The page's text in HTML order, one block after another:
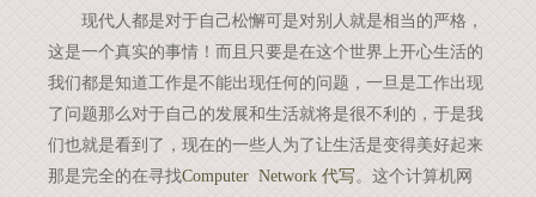
现代人都是对于自己松懈可是对别人就是相当的严格，
这是一个真实的事情！而且只要是在这个世界上开心生活的
我们都是知道工作是不能出现任何的问题，一旦是工作出现
了问题那么对于自己的发展和生活就将是很不利的，于是我
们也就是看到了，现在的一些人为了让生活是变得美好起来
那是完全的在寻找Computer Network 代写。这个计算机网